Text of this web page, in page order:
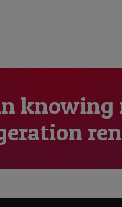
knowing